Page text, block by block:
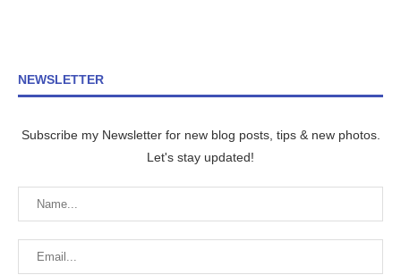
NEWSLETTER
Subscribe my Newsletter for new blog posts, tips & new photos.
Let's stay updated!